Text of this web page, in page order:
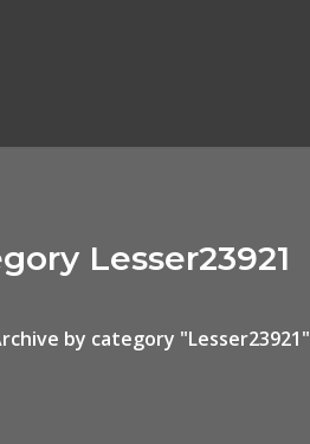
Lesser23921
by category "Lesser23921"